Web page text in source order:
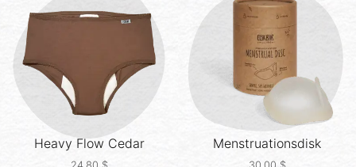
Heavy Flow Cedar Menstruationsdisk